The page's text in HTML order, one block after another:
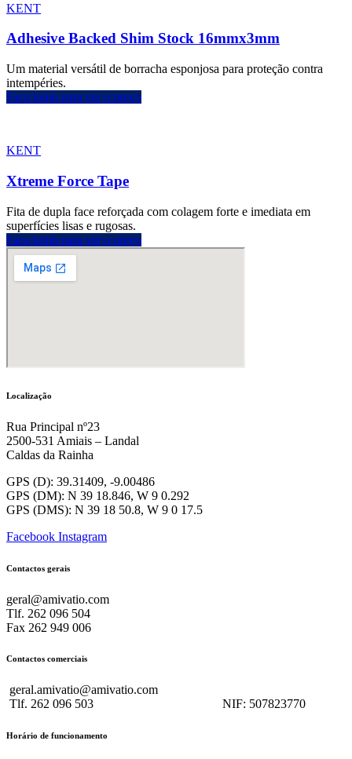
KENT
Adhesive Backed Shim Stock 16mmx3mm
Um material versátil de borracha esponjosa para proteção contra
intempéries.
Faça login para ver o preço
KENT
Xtreme Force Tape
Fita de dupla face reforçada com colagem forte e imediata em
superfícies lisas e rugosas.
Faça login para ver o preço
Localização
Rua Principal nº23
2500-531 Amiais – Landal
Caldas da Rainha
GPS (D): 39.31409, -9.00486
GPS (DM): N 39 18.846, W 9 0.292
GPS (DMS): N 39 18 50.8, W 9 0 17.5
Facebook Instagram
Contactos gerais
geral@amivatio.com
Tlf. 262 096 504
Fax 262 949 006
Contactos comerciais
geral.amivatio@amivatio.com
Tlf. 262 096 503 NIF: 507823770
Horário de funcionamento